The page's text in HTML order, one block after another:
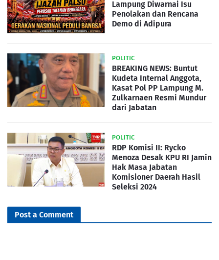
Lampung Diwarnai Isu
Penolakan dan Rencana
Demo di Adipura
POLITIC
BREAKING NEWS: Buntut
Kudeta Internal Anggota,
Kasat Pol PP Lampung M.
Zulkarnaen Resmi Mundur
dari Jabatan
POLITIC
RDP Komisi II: Rycko
Menoza Desak KPU RI Jamin
Hak Masa Jabatan
Komisioner Daerah Hasil
Seleksi 2024
Post a Comment